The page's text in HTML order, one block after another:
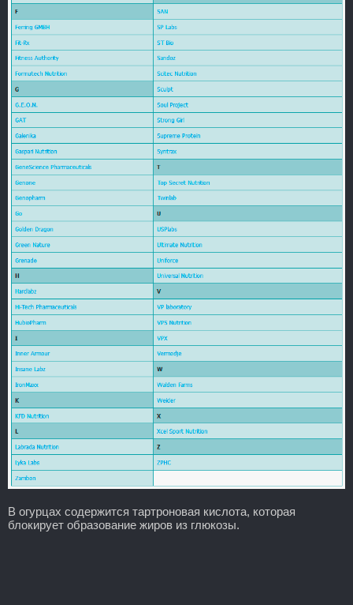
В огурцах содержится тартроновая кислота, которая
блокирует образование жиров из глюкозы.